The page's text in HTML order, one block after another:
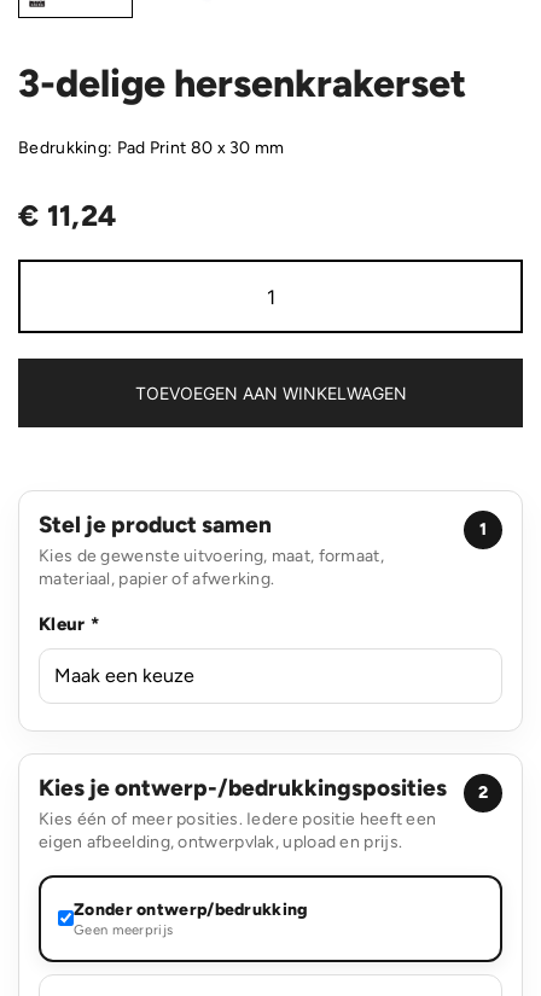
3-delige hersenkrakerset
Bedrukking: Pad Print 80 x 30 mm
€ 11,24
delige
TOEVOEGEN AAN WINKELWAGEN
Stel je product samen
Kies de gewenste uitvoering, maat, formaat,
materiaal, papier of afwerking.
1
Kleur *
Kies je ontwerp-/bedrukkingsposities
Kies één of meer posities. Iedere positie heeft een
eigen afbeelding, ontwerpvlak, upload en prijs.
2
Zonder ontwerp/bedrukking
Geen meerprijs